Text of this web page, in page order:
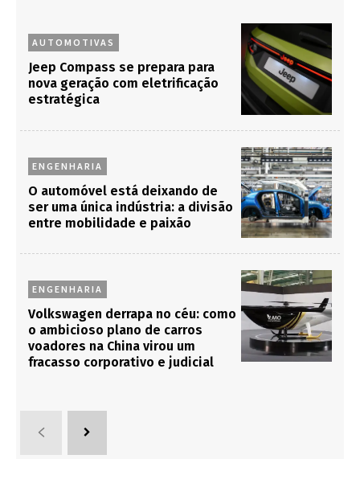
AUTOMOTIVAS
Jeep Compass se prepara para
nova geração com eletrificação
estratégica
ENGENHARIA
O automóvel está deixando de
ser uma única indústria: a divisão
entre mobilidade e paixão
ENGENHARIA
Volkswagen derrapa no céu: como
o ambicioso plano de carros
voadores na China virou um
fracasso corporativo e judicial